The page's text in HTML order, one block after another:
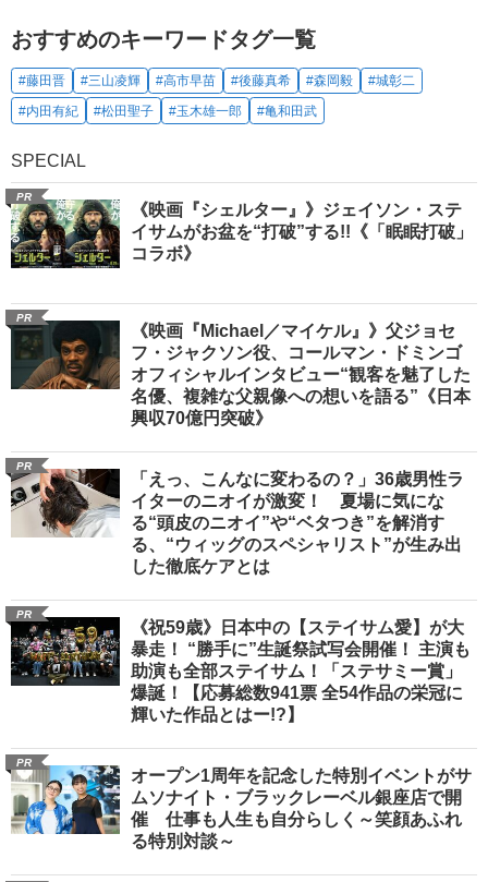
おすすめのキーワードタグ一覧
#藤田晋 #三山凌輝 #高市早苗 #後藤真希 #森岡毅
#城彰二
#内田有紀
#松田聖子 #玉木雄一郎 #亀和田武
SPECIAL
PR
《映画『シェルター』》ジェイソン・ステ
イサムがお盆を“打破”する!!《「眠眠打破」
コラボ》
PR
《映画『Michael／マイケル』》父ジョセ
フ・ジャクソン役、コールマン・ドミンゴ
オフィシャルインタビュー“観客を魅了した
名優、複雑な父親像への想いを語る”《日本
興収70億円突破》
PR
「えっ、こんなに変わるの？」36歳男性ラ
イターのニオイが激変！ 夏場に気にな
る“頭皮のニオイ”や“ベタつき”を解消す
る、“ウィッグのスペシャリスト”が生み出
した徹底ケアとは
PR
《祝59歳》日本中の【ステイサム愛】が大
暴走！ “勝手に”生誕祭試写会開催！ 主演も
助演も全部ステイサム！「ステサミー賞」
爆誕！【応募総数941票 全54作品の栄冠に
輝いた作品とはー!?】
PR
オープン1周年を記念した特別イベントがサ
ムソナイト・ブラックレーベル銀座店で開
催 仕事も人生も自分らしく～笑顔あふれ
る特別対談～